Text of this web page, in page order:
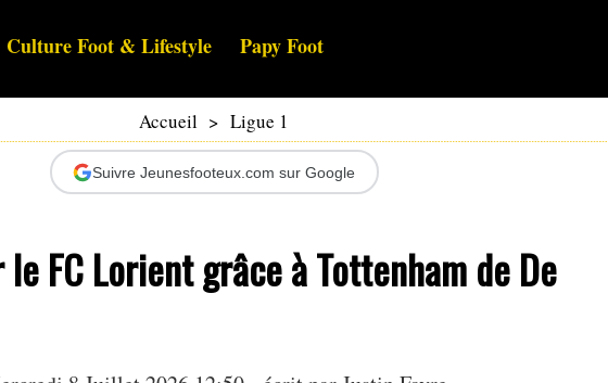
Culture Foot & Lifestyle Papy Foot
Accueil > Ligue 1
Suivre Jeunesfooteux.com sur Google
FC Lorient grâce à Tottenham de De